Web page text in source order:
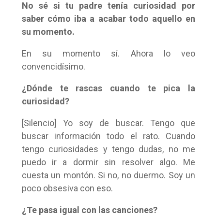
No sé si tu padre tenía curiosidad por
saber cómo iba a acabar todo aquello en
su momento.
En su momento sí. Ahora lo veo
convencidísimo.
¿Dónde te rascas cuando te pica la
curiosidad?
[Silencio] Yo soy de buscar. Tengo que
buscar información todo el rato. Cuando
tengo curiosidades y tengo dudas, no me
puedo ir a dormir sin resolver algo. Me
cuesta un montón. Si no, no duermo. Soy un
poco obsesiva con eso.
¿Te pasa igual con las canciones?